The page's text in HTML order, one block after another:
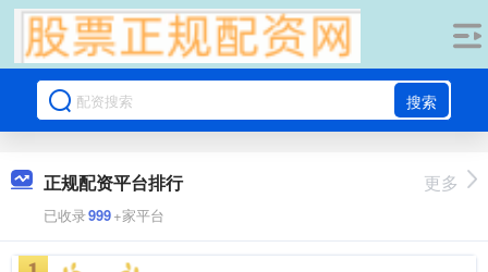
搜索
正规配资平台排行
已收录999+家平台
更多